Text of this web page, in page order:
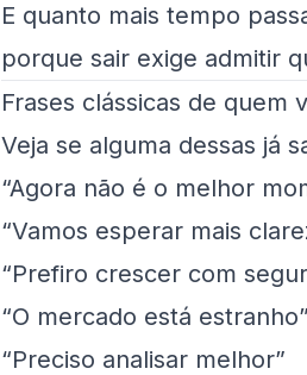
E quanto mais tempo
porque sair exige admitir
Frases clássicas de quem
Veja se alguma dessas já
“Agora não é o melhor
“Vamos esperar mais
“Prefiro crescer com
“O mercado está estranho”
“Preciso analisar melhor”